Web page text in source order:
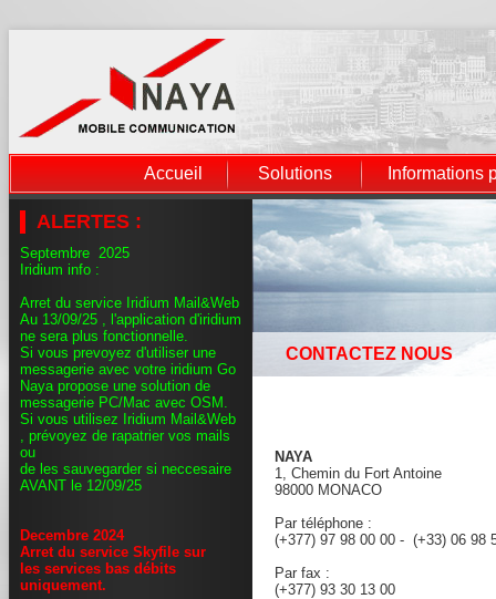
Accueil Solutions Informations
ALERTES :
Septembre 2025
Iridium info :
Arret du service Iridium Mail&Web
Au 13/09/25 , l'application d'iridium
ne sera plus fonctionnelle.
Si vous prevoyez d'utiliser une
messagerie avec votre iridium Go
Naya propose une solution de
messagerie PC/Mac avec OSM.
Si vous utilisez Iridium Mail&Web
, prévoyez de rapatrier vos mails
ou
de les sauvegarder si neccesaire
AVANT le 12/09/25
Decembre 2024
Arret du service Skyfile sur
les services bas débits
uniquement.
CONTACTEZ NOUS
NAYA
1, Chemin du Fort Antoine
98000 MONACO
Par téléphone :
(+377) 97 98 00 00 - (+33) 06
Par fax :
(+377) 93 30 13 00